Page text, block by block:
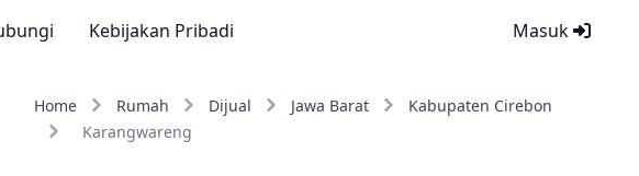
Masuk
Kebijakan Pribadi
Home Rumah Dijual Jawa Barat
Kabupaten Cirebon
Karangwareng